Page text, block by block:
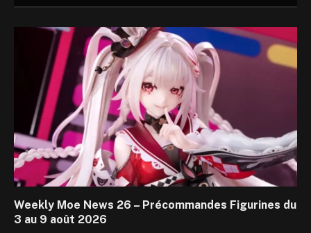
Weekly Moe News 26 – Précommandes Figurines du
3 au 9 août 2026